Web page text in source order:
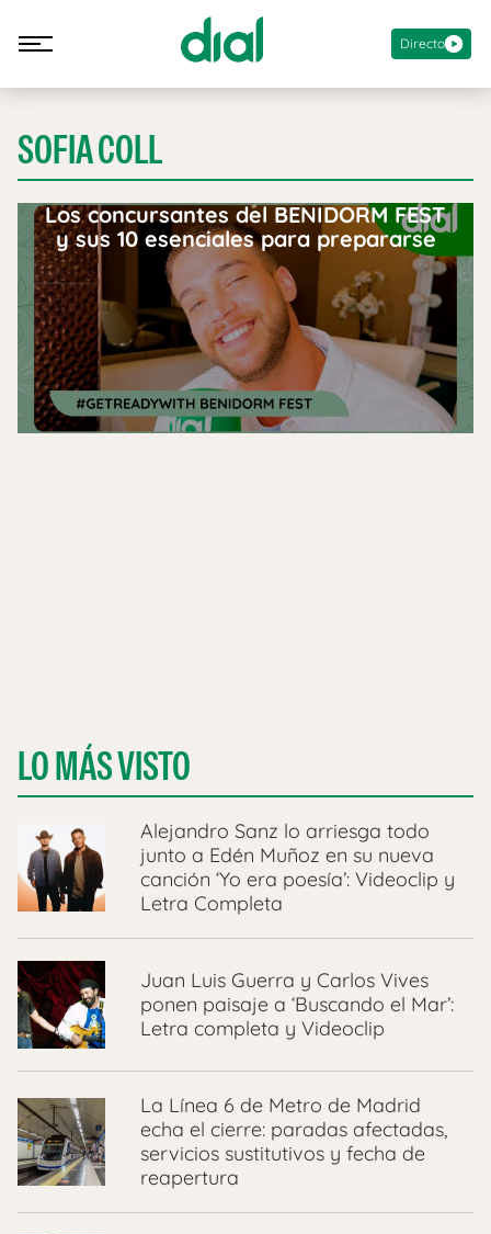
Directo
SOFIA COLL
Los concursantes del BENIDORM FEST
y sus 10 esenciales para prepararse
LO MÁS VISTO
Alejandro Sanz lo arriesga todo
junto a Edén Muñoz en su nueva
canción ‘Yo era poesía’: Videoclip y
Letra Completa
Juan Luis Guerra y Carlos Vives
ponen paisaje a ‘Buscando el Mar’:
Letra completa y Videoclip
La Línea 6 de Metro de Madrid
echa el cierre: paradas afectadas,
servicios sustitutivos y fecha de
reapertura